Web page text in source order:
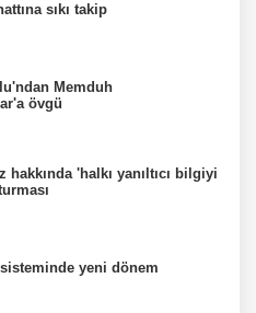
sıkı takip
Memduh
övgü
hakkında 'halkı yanıltıcı bilgiyi
yeni dönem